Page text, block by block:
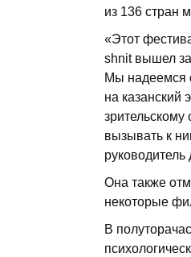
из 136 стран
«Этот
shnit вышел
Мы надеемся
на казанский
вызывать к
Она также
некоторые
В